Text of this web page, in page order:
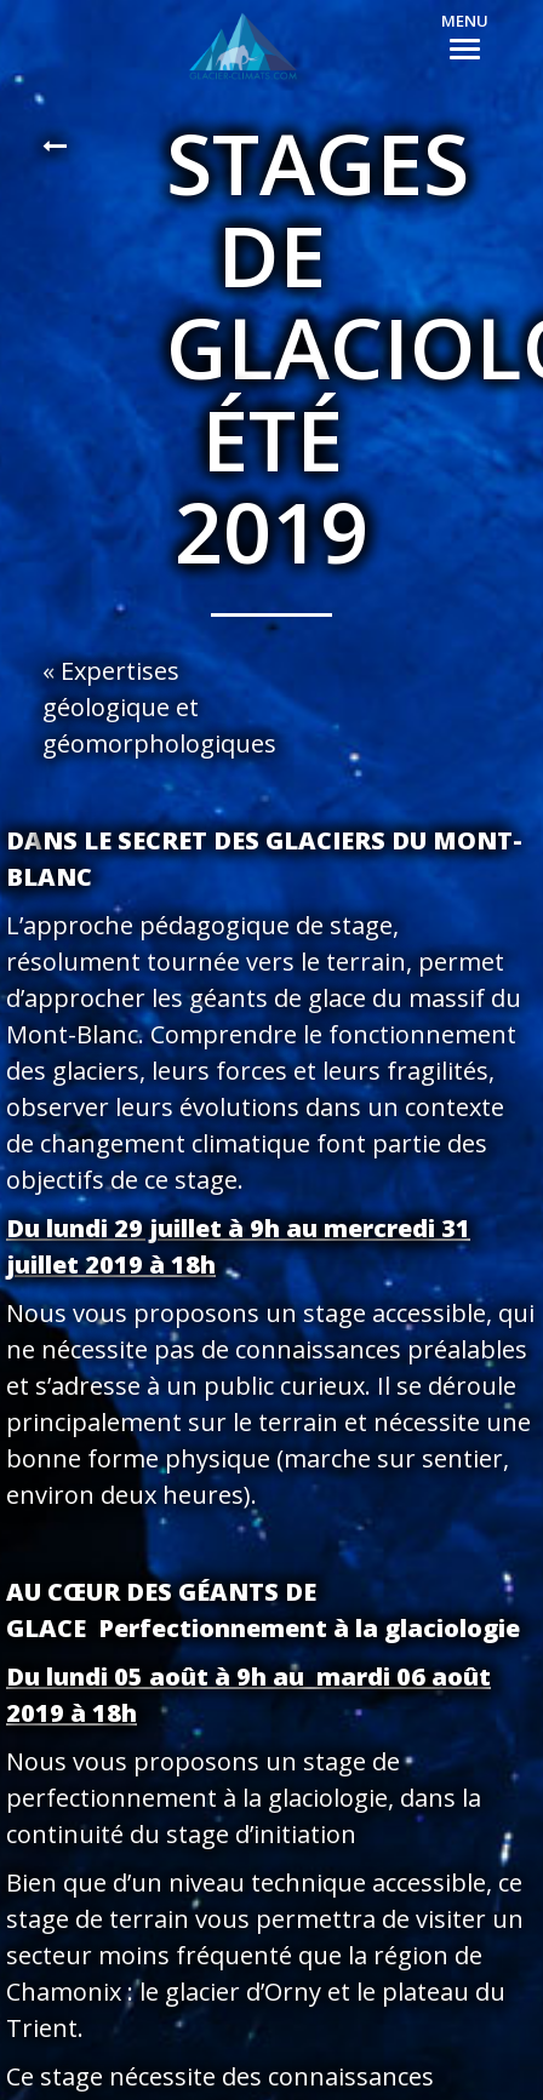
MENU
STAGES
DE
ÉTÉ
2019
«Expertises
géologique et
géomorphologiques
DANS LE SECRET DES GLACIERS DU MONT-
BLANC
L’approche pédagogique de stage,
résolument tournée vers le terrain, permet
d’approcher les géants de glace du massif du
Mont-Blanc. Comprendre le fonctionnement
des glaciers, leurs forces et leurs fragilités,
observer leurs évolutions dans un contexte
de changement climatique font partie des
objectifs de ce stage.
Du lundi 29 juillet à 9h au mercredi 31
juillet 2019 à 18h
Nous vous proposons un stage accessible, qui
ne nécessite pas de connaissances préalables
et s’adresse à un public curieux. Il se déroule
principalement sur le terrain et nécessite une
bonne forme physique (marche sur sentier,
environ deux heures).
AU CŒUR DES GÉANTS DE
GLACE Perfectionnement à la glaciologie
Du lundi 05 août à 9h au mardi 06 août
2019 à 18h
Nous vous proposons un stage de
perfectionnement à la glaciologie, dans la
continuité du stage d’initiation
Bien que d’un niveau technique accessible, ce
stage de terrain vous permettra de visiter un
secteur moins fréquenté que la région de
Chamonix : le glacier d’Orny et le plateau du
Trient.
Ce stage nécessite des connaissances